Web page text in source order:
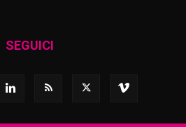
SEGUICI